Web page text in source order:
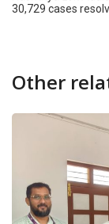
30,729 cases
Other